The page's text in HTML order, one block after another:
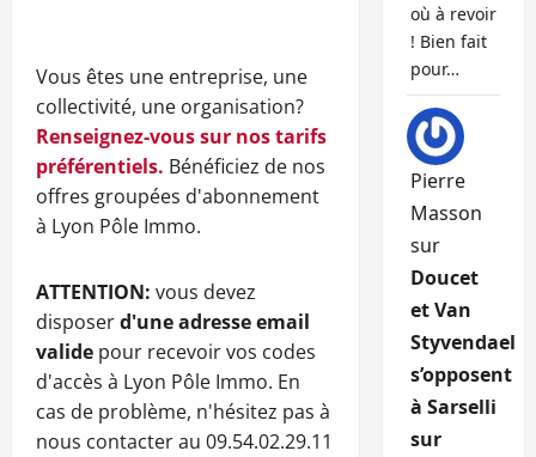
Vous êtes une entreprise, une
collectivité, une organisation?
Renseignez-vous sur nos tarifs
préférentiels. Bénéficiez de nos
offres groupées d'abonnement
à Lyon Pôle Immo.
ATTENTION: vous devez
disposerd'une adresse email
valide pour recevoir vos codes
d'accès à Lyon Pôle Immo. En
cas de problème, n'hésitez pas à
nous contacter au 09.54.02.29.11
où à revoir
! Bien fait
pour…
Pierre
Masson
sur
Doucet
et Van
Styvendael
s’opposent
à Sarselli
sur